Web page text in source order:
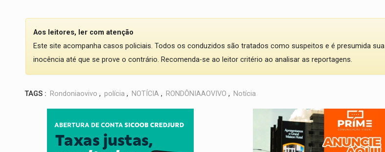
Aos leitores, ler com atenção
Este site acompanha casos policiais. Todos os conduzidos são tratados como suspeitos e é presumida sua
inocência até que se prove o contrário. Recomenda-se ao leitor critério ao analisar as reportagens.
TAGS : Rondoniaovivo , polícia , NOTÍCIA , RONDÔNIAAOVIVO , Notícia